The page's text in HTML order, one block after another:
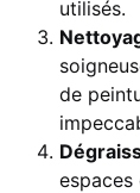
utilisés.
de